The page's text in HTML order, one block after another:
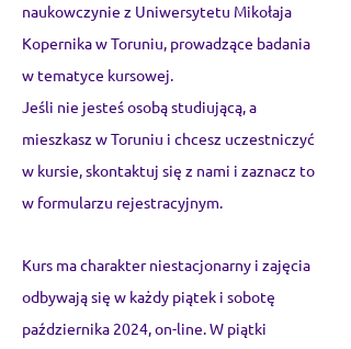
naukowczynie z Uniwersytetu Mikołaja
Kopernika w Toruniu, prowadzące badania
w tematyce kursowej.
Jeśli nie jesteś osobą studiującą, a
mieszkasz w Toruniu i chcesz uczestniczyć
w kursie, skontaktuj się z nami i zaznacz to
w formularzu rejestracyjnym.
Kurs ma charakter niestacjonarny i zajęcia
odbywają się w każdy piątek i sobotę
października 2024, on-line. W piątki